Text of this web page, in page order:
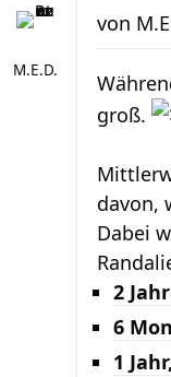
M.E.D.
von
groß.
davon,
Dabei
2
6
1